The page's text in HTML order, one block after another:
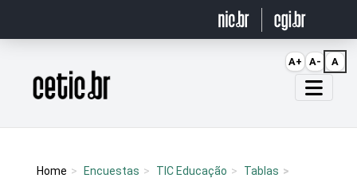
Página inicial
Home Encuestas TIC Educação Tablas
A+ A- A